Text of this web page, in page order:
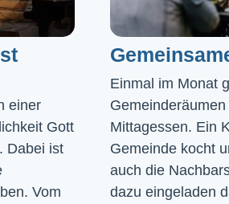
einer
Gott
Dabei ist
Vom
Einmal im Monat
Mittagessen. Ein
Gemeinde kocht
auch die
dazu eingeladen